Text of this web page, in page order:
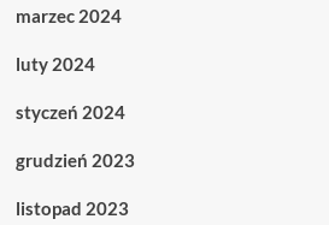
marzec 2024
luty 2024
styczeń 2024
grudzień 2023
listopad 2023